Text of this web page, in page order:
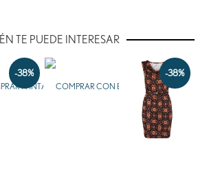
TE PUEDE INTERESAR
-38% -38%